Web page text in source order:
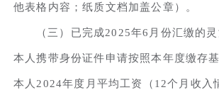
他表格内容；纸质文档加盖公章）。
（三）已完成2025年6月份汇缴的
本人携带身份证件申请按照本年度缴存
本人2024年度月平均工资（12个月收入